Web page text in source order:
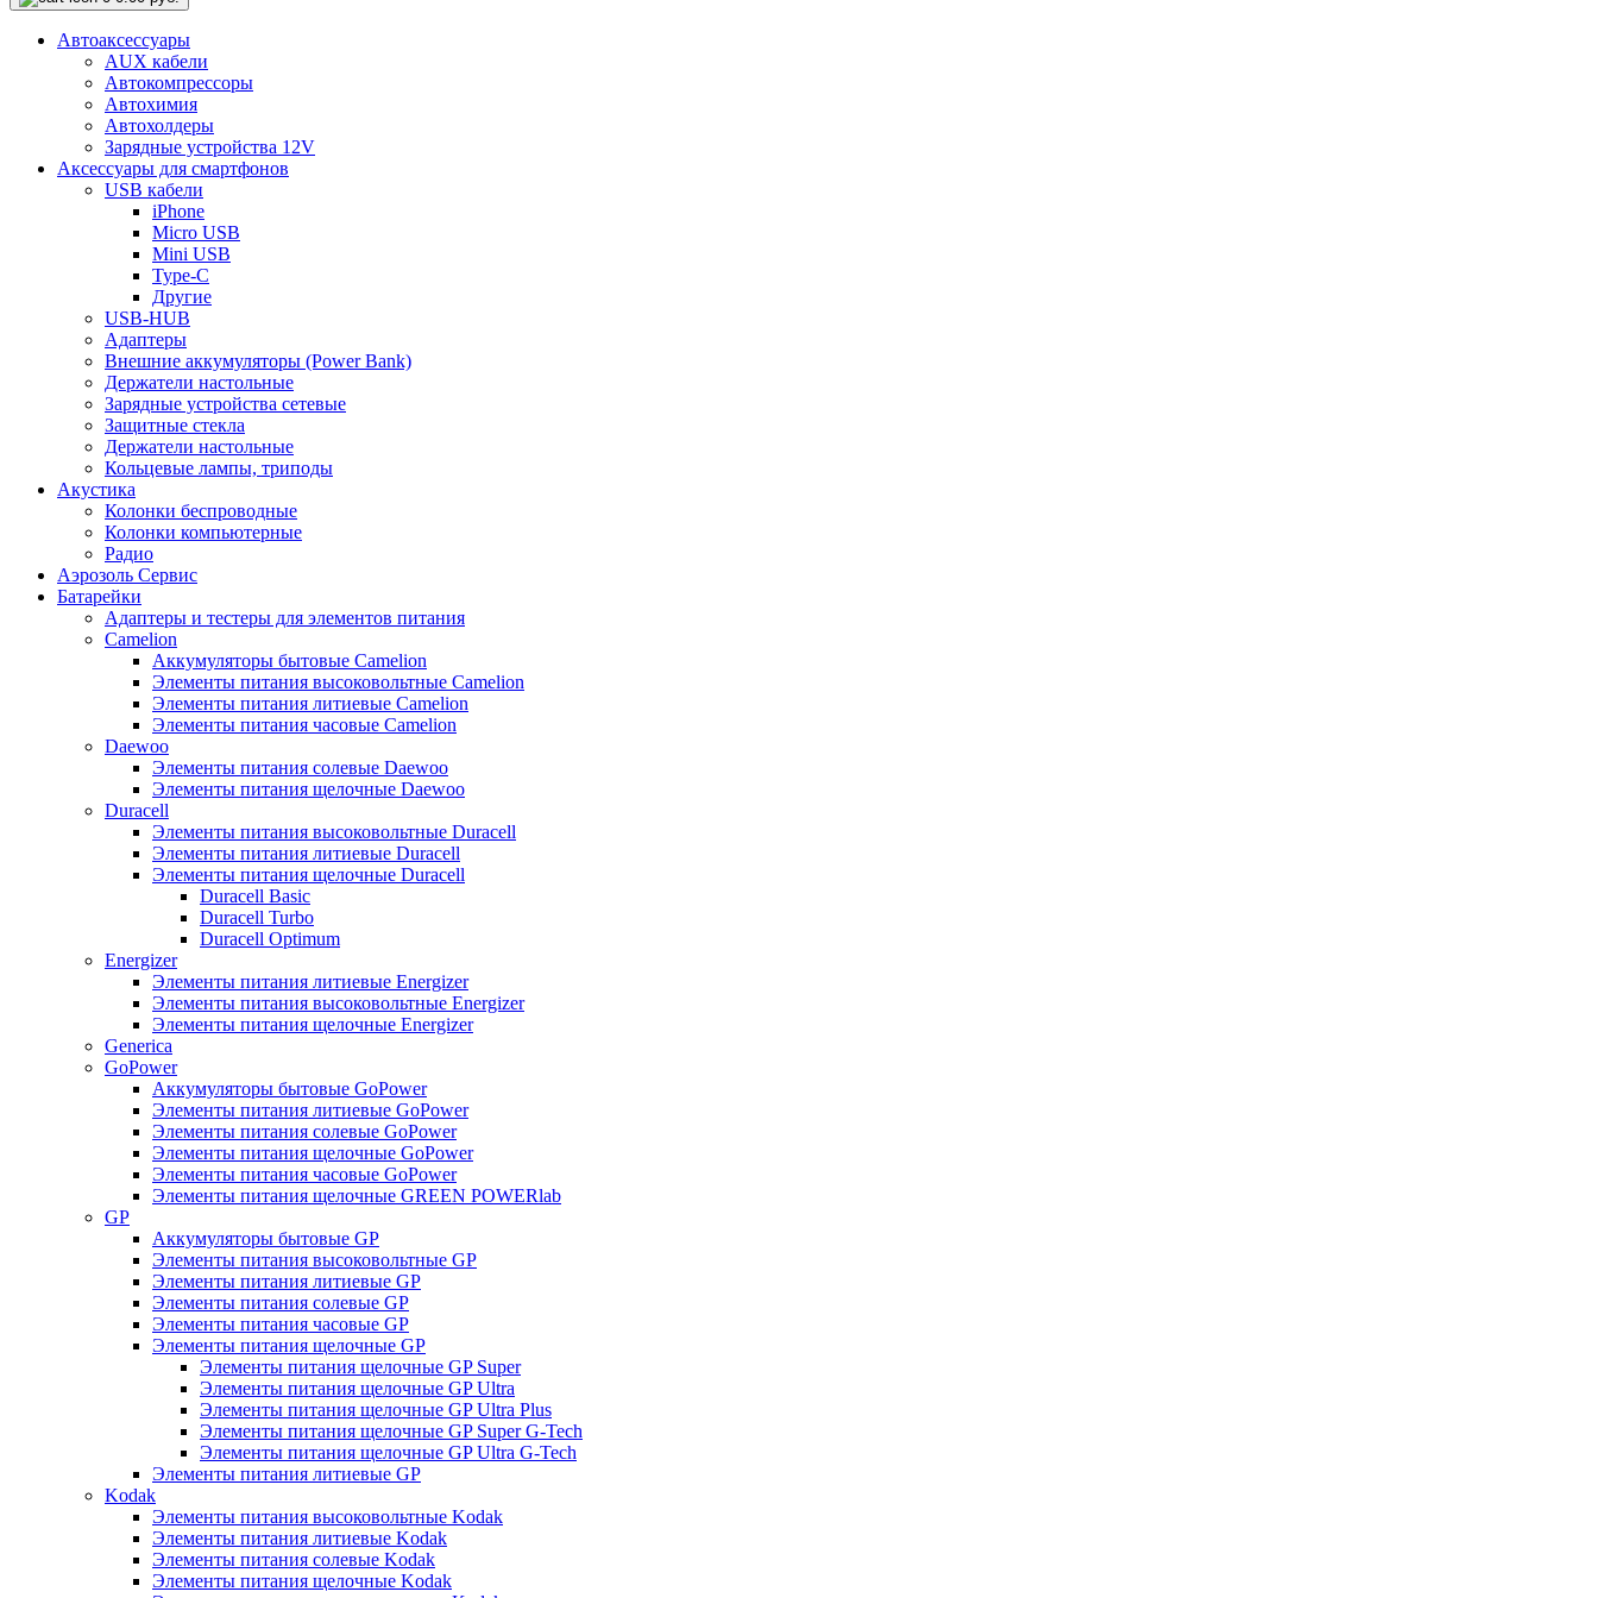
Автоаксессуары
AUX кабели
Автокомпрессоры
Автохимия
Автохолдеры
Зарядные устройства 12V
Аксессуары для смартфонов
USB кабели
iPhone
Micro USB
Mini USB
Type-C
Другие
USB-HUB
Адаптеры
Внешние аккумуляторы (Power Bank)
Держатели настольные
Зарядные устройства сетевые
Защитные стекла
Держатели настольные
Кольцевые лампы, триподы
Акустика
Колонки беспроводные
Колонки компьютерные
Радио
Аэрозоль Сервис
Батарейки
Aдаптеры и тестеры для элементов питания
Camelion
Аккумуляторы бытовые Camelion
Элементы питания высоковольтные Camelion
Элементы питания литиевые Camelion
Элементы питания часовые Camelion
Daewoo
Элементы питания солевые Daewoo
Элементы питания щелочные Daewoo
Duracell
Элементы питания высоковольтные Duracell
Элементы питания литиевые Duracell
Элементы питания щелочные Duracell
Duracell Basic
Duracell Turbo
Duracell Optimum
Energizer
Элементы питания литиевые Energizer
Элементы питания высоковольтные Energizer
Элементы питания щелочные Energizer
Generica
GoPower
Аккумуляторы бытовые GoPower
Элементы питания литиевые GoPower
Элементы питания солевые GoPower
Элементы питания щелочные GoPower
Элементы питания часовые GoPower
Элементы питания щелочные GREEN POWERlab
GP
Аккумуляторы бытовые GP
Элементы питания высоковольтные GP
Элементы питания литиевые GP
Элементы питания солевые GP
Элементы питания часовые GP
Элементы питания щелочные GP
Элементы питания щелочные GP Super
Элементы питания щелочные GP Ultra
Элементы питания щелочные GP Ultra Plus
Элементы питания щелочные GP Super G-Tech
Элементы питания щелочные GP Ultra G-Tech
Элементы питания литиевые GP
Kodak
Элементы питания высоковольтные Kodak
Элементы питания литиевые Kodak
Элементы питания солевые Kodak
Элементы питания щелочные Kodak